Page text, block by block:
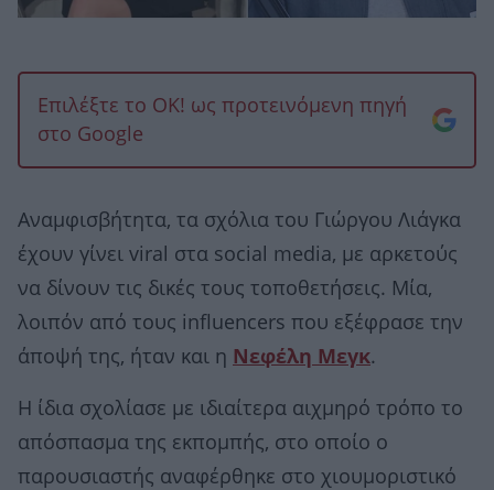
Επιλέξτε το OK! ως προτεινόμενη πηγή
στο Google
Αναμφισβήτητα, τα σχόλια του Γιώργου Λιάγκα
έχουν γίνει viral στα social media, με αρκετούς
να δίνουν τις δικές τους τοποθετήσεις. Μία,
λοιπόν από τους influencers που εξέφρασε την
άποψή της, ήταν και η Νεφέλη Μεγκ.
Η ίδια σχολίασε με ιδιαίτερα αιχμηρό τρόπο το
απόσπασμα της εκπομπής, στο οποίο ο
παρουσιαστής αναφέρθηκε στο χιουμοριστικό